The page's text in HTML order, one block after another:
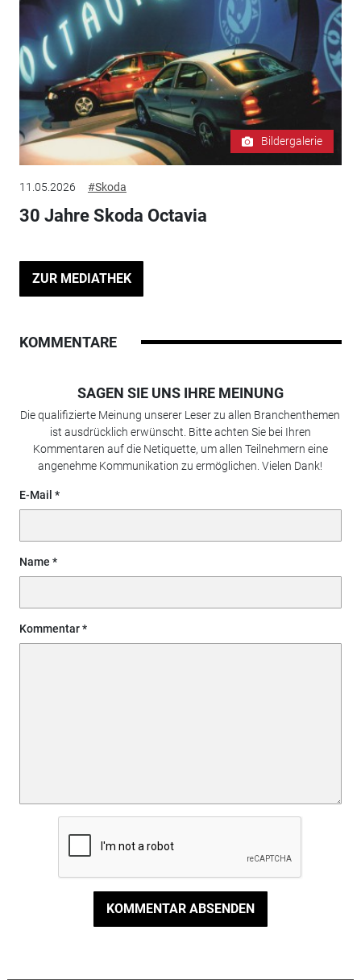
Bildergalerie
11.05.2026 #Skoda
30 Jahre Skoda Octavia
ZUR MEDIATHEK
KOMMENTARE
SAGEN SIE UNS IHRE MEINUNG
Die qualifizierte Meinung unserer Leser zu allen Branchenthemen
ist ausdrücklich erwünscht. Bitte achten Sie bei Ihren
Kommentaren auf die Netiquette, um allen Teilnehmern eine
angenehme Kommunikation zu ermöglichen. Vielen Dank!
E-Mail
Name
Kommentar
KOMMENTAR ABSENDEN